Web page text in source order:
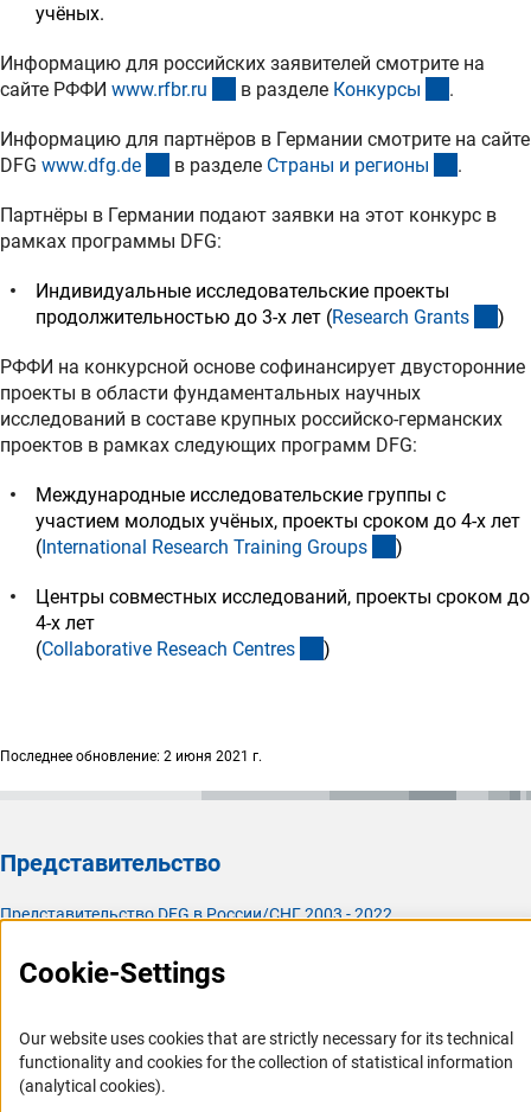
учёных.
Информацию для российских заявителей смотрите на
сайте РФФИ www.rfbr.ru (externer Link)
в разделе Конкурсы .
Информацию для партнёров в Германии смотрите на сайте
DFG www.dfg.de (externer Link)
в разделе Страны и регионы .
Партнёры в Германии подают заявки на этот конкурс в
рамках программы DFG:
Индивидуальные исследовательские проекты
продолжительностью до 3-х лет (Research Grants )
РФФИ на конкурсной основе софинансирует двусторонние
проекты в области фундаментальных научных
исследований в составе крупных российско-германских
проектов в рамках следующих программ DFG:
Международные исследовательские группы с
участием молодых учёных, проекты сроком до 4-х лет
(International Research Training Groups (interner Link)
)
Центры совместных исследований, проекты сроком до
4-х лет
(Collaborative Reseach Centres (interner Link)
)
Последнее обновление: 2 июня 2021 г.
Представительство
Представительство DFG в России/СНГ 2003 - 2022
Профиль DFG
Органы управления
Задачи DFG
Cookie-Settings
Our website uses cookies that are strictly necessary for its technical
functionality and cookies for the collection of statistical information
(analytical cookies).